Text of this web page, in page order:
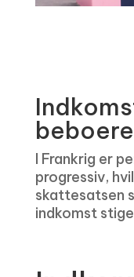
beboere
I Frankrig er
progressiv,
skattesatsen
indkomst